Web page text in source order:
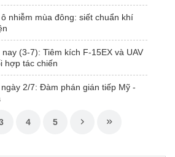
nhiễm mùa đông: siết chuẩn khí
(3-7): Tiêm kích F-15EX và UAV
hợp tác chiến
2/7: Đàm phán gián tiếp Mỹ -
4 5